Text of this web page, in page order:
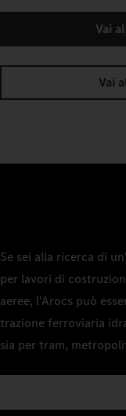
Vai
Vai
Se sei alla ricerca di
per lavori di
aeree, l'Arocs può
trazione ferroviaria
sia per tram,